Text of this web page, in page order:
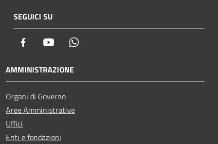
SEGUICI SU
Facebook Youtube
AMMINISTRAZIONE
Organi di Governo
Aree Amministrative
Uffici
Enti e fondazioni